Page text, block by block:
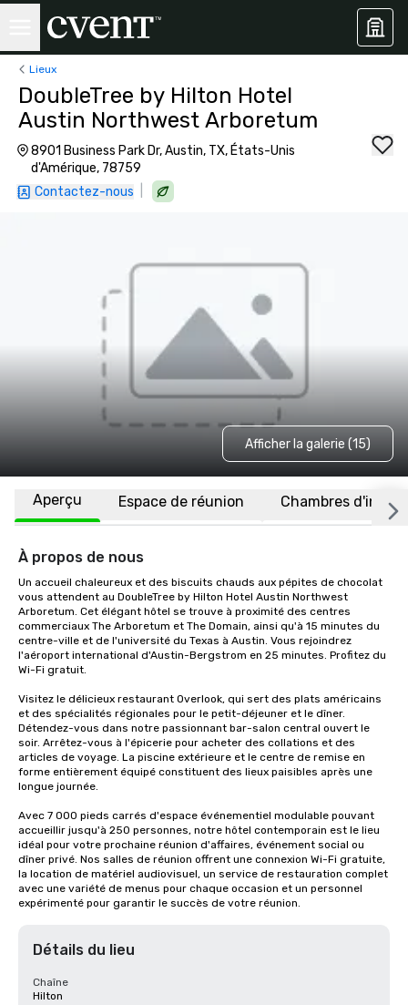
Lieux
DoubleTree by Hilton Hotel
Austin Northwest Arboretum
8901 Business Park Dr, Austin, TX, États-Unis
d'Amérique, 78759
Contactez-nous
Afficher la galerie (15)
Aperçu Espace de réunion Chambres
À propos de nous
Un accueil chaleureux et des biscuits chauds aux pépites de chocolat
vous attendent au DoubleTree by Hilton Hotel Austin Northwest
Arboretum. Cet élégant hôtel se trouve à proximité des centres
commerciaux The Arboretum et The Domain, ainsi qu'à 15 minutes du
centre-ville et de l'université du Texas à Austin. Vous rejoindrez
l'aéroport international d'Austin-Bergstrom en 25 minutes. Profitez du
Wi-Fi gratuit.
Visitez le délicieux restaurant Overlook, qui sert des plats américains
et des spécialités régionales pour le petit-déjeuner et le dîner.
Détendez-vous dans notre passionnant bar-salon central ouvert le
soir. Arrêtez-vous à l'épicerie pour acheter des collations et des
articles de voyage. La piscine extérieure et le centre de remise en
forme entièrement équipé constituent des lieux paisibles après une
longue journée.
Avec 7 000 pieds carrés d'espace événementiel modulable pouvant
accueillir jusqu'à 250 personnes, notre hôtel contemporain est le lieu
idéal pour votre prochaine réunion d'affaires, événement social ou
dîner privé. Nos salles de réunion offrent une connexion Wi-Fi gratuite,
la location de matériel audiovisuel, un service de restauration complet
avec une variété de menus pour chaque occasion et un personnel
expérimenté pour garantir le succès de votre réunion.
Détails du lieu
Chaîne
Hilton